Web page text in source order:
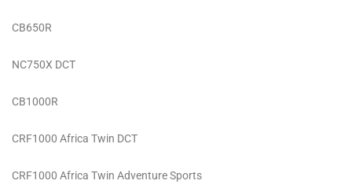
CB650R
NC750X DCT
CB1000R
CRF1000 Africa Twin DCT
CRF1000 Africa Twin Adventure Sports